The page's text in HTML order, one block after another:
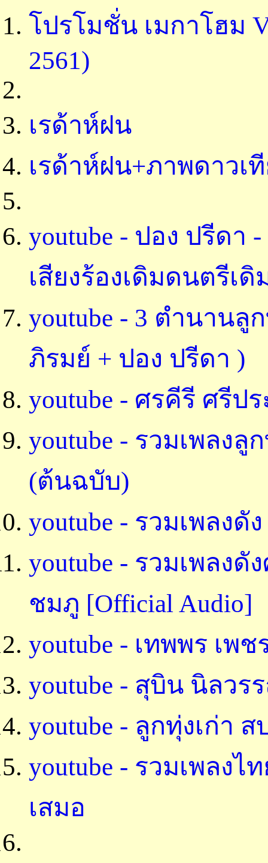
โปรโมชั่น เมกาโฮม
2561)
เรด้าห์ฝน
เรด้าห์ฝน+ภาพดาวเ
youtube - ปอง ปรีดา
เสียงร้องเดิมดนตรีเดิ
youtube - 3 ตำนานลู
ภิรมย์ + ปอง ปรีดา )
youtube - ศรคีรี ศรีป
youtube - รวมเพลง
(ต้นฉบับ)
youtube - รวมเพลง
youtube - รวมเพลง
ชมภู [Official Audio]
youtube - เทพพร เพ
youtube - สุบิน นิลว
youtube - ลูกทุ่งเก่า
youtube - รวมเพลง
เสมอ